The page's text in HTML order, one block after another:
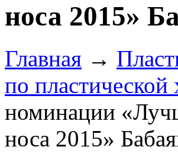
носа 2015»
Главная →
по пластической
номинации
носа 2015»